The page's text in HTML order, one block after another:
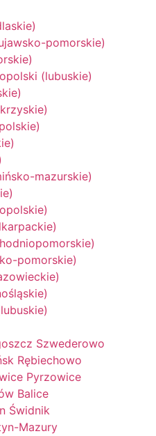
pomorskie)
(lubuskie)
mazurskie)
pomorskie)
Szwederowo
Rębiechowo
Pyrzowice
Balice
Świdnik
Mazury